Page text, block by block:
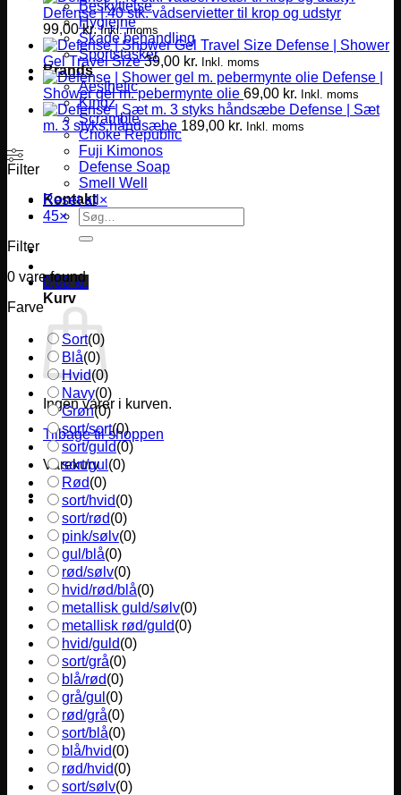
Beskyttelse
Hygiejne
Skade behandling
Sportstasker
Brands
Aesthetic
Kingz
Scramble
Choke Republic
Fuji Kimonos
Defense Soap
Smell Well
Kontakt
Søg
efter:
0,00 kr.
Kurv
Ingen varer i kurven.
Tilbage til shoppen
Varekurv
Defense | 40 stk. vådservietter til krop og udstyr
99,00kr. Inkl. moms
Defense | Shower
Gel Travel Size 39,00 kr. Inkl. moms
Defense |
Shower gel m. pebermynte olie 69,00 kr. Inkl. moms
Defense | Sæt
m. 3 styks håndsæbe 189,00 kr. Inkl. moms
Filter
Reset all ×
45×
Filter
0 vare found
Farve
Sort(0)
Blå(0)
Hvid(0)
Navy(0)
Grøn(0)
sort/sort(0)
sort/guld(0)
sort/gul (0)
Rød(0)
sort/hvid(0)
sort/rød(0)
pink/sølv(0)
gul/blå(0)
rød/sølv(0)
hvid/rød/blå(0)
metallisk guld/sølv(0)
metallisk rød/guld(0)
hvid/guld(0)
sort/grå(0)
blå/rød(0)
grå/gul (0)
rød/grå(0)
sort/blå(0)
blå/hvid(0)
rød/hvid(0)
sort/sølv(0)